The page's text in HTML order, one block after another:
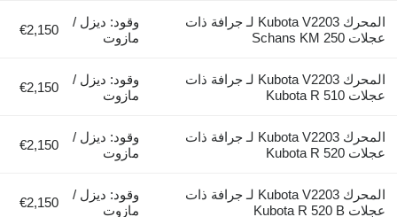
المحرك Kubota V2203 لـ جرافة ذات
عجلات Schans KM 250
وقود: ديزل /
مازوت
€2,150
المحرك Kubota V2203 لـ جرافة ذات
عجلات Kubota R 510
وقود: ديزل /
مازوت
€2,150
المحرك Kubota V2203 لـ جرافة ذات
عجلات Kubota R 520
وقود: ديزل /
مازوت
€2,150
المحرك Kubota V2203 لـ جرافة ذات
عجلات Kubota R 520 B
وقود: ديزل /
مازوت
€2,150